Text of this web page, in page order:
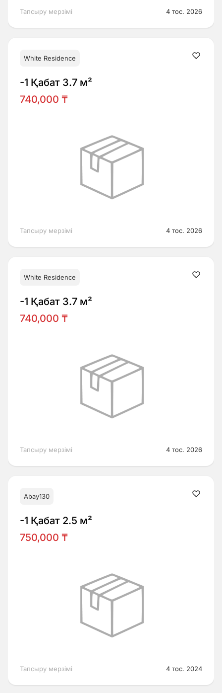
Тапсыру мерзімі 4 тос. 2026
White Residence
-1 Қабат 3.7 м²
740,000 ₸
Тапсыру мерзімі 4 тос. 2026
White Residence
-1 Қабат 3.7 м²
740,000 ₸
Тапсыру мерзімі 4 тос. 2026
Abay130
-1 Қабат 2.5 м²
750,000 ₸
Тапсыру мерзімі 4 тос. 2024